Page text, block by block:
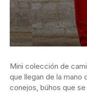
Mini colección de
que llegan de la mano
conejos, búhos que